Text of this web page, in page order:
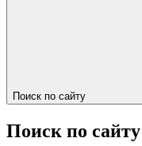
Поиск по сайту
Поиск по сайту